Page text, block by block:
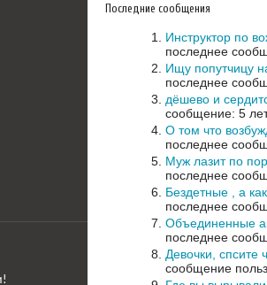
Последние сообщения
Инструктор по
последнее
Ищу попутчицу
последнее
дёшево и
сообщение: 5
О том что
последнее
Муж лазит по
последнее
Бездетные , а
последнее
Объединенные
последнее
Девочки, спсите
сообщение